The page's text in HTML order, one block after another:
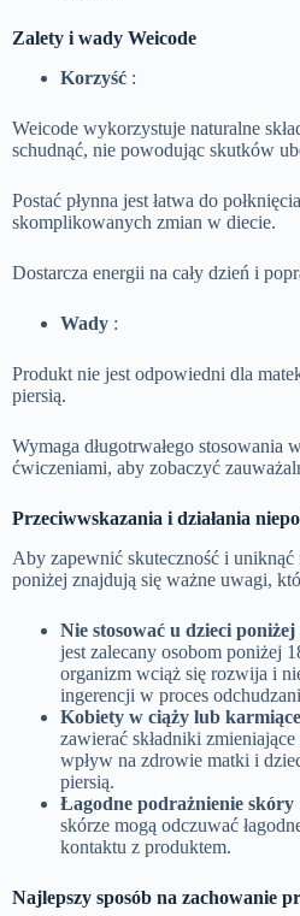
Zalety i wady Weicode
Korzyść :
Weicode wykorzystuje naturalne
schudnąć, nie powodując skutków
Postać płynna jest łatwa do
skomplikowanych zmian w diecie.
Dostarcza energii na cały dzień i
Wady :
Produkt nie jest odpowiedni dla
piersią.
Wymaga długotrwałego stosowania
ćwiczeniami, aby zobaczyć
Przeciwwskazania i działania
Aby zapewnić skuteczność i uniknąć
poniżej znajdują się ważne uwagi,
Nie stosować u dzieci
jest zalecany osobom poniżej
organizm wciąż się rozwija i
ingerencji w proces
Kobiety w ciąży lub
zawierać składniki
wpływ na zdrowie matki i
piersią.
Łagodne podrażnienie skóry
skórze mogą odczuwać
kontaktu z produktem.
Najlepszy sposób na zachowanie